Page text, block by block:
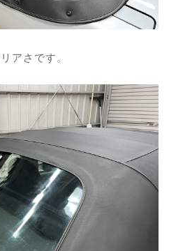
アさです。